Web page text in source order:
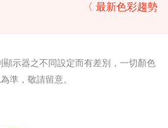
〈 最新色彩趨勢
示器之不同設定而有差別，一切顏色
準，敬請留意。